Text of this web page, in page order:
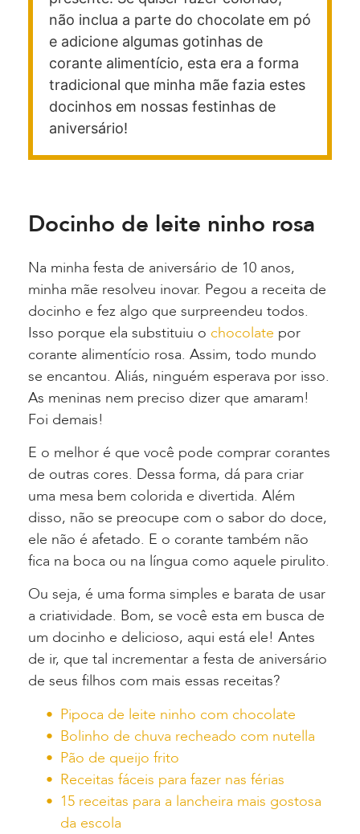
não inclua a parte do chocolate em pó
e adicione algumas gotinhas de
corante alimentício, esta era a forma
tradicional que minha mãe fazia estes
docinhos em nossas festinhas de
aniversário!
Docinho de leite ninho rosa
Na minha festa de aniversário de 10 anos,
minha mãe resolveu inovar. Pegou a receita de
docinho e fez algo que surpreendeu todos.
Isso porque ela substituiu o chocolate por
corante alimentício rosa. Assim, todo mundo
se encantou. Aliás, ninguém esperava por isso.
As meninas nem preciso dizer que amaram!
Foi demais!
E o melhor é que você pode comprar corantes
de outras cores. Dessa forma, dá para criar
uma mesa bem colorida e divertida. Além
disso, não se preocupe com o sabor do doce,
ele não é afetado. E o corante também não
fica na boca ou na língua como aquele pirulito.
Ou seja, é uma forma simples e barata de usar
a criatividade. Bom, se você esta em busca de
um docinho e delicioso, aqui está ele! Antes
de ir, que tal incrementar a festa de aniversário
de seus filhos com mais essas receitas?
Pipoca de leite ninho com chocolate
Bolinho de chuva recheado com nutella
Pão de queijo frito
Receitas fáceis para fazer nas férias
15 receitas para a lancheira mais gostosa
da escola